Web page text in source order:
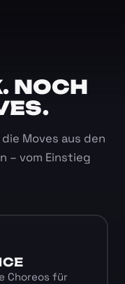
NOCH
Moves aus den
– vom Einstieg
Choreos für